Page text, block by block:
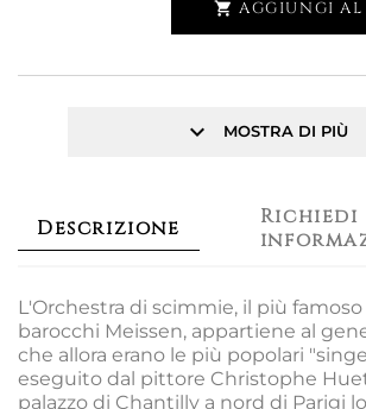
 AGGIUNGI AL
keyboard_arrow_down MOSTRA DI PIÙ
Descrizione
Richiedi
L'Orchestra di scimmie, il più famoso
barocchi Meissen, appartiene al
che allora erano le più popolari
eseguito dal pittore Christophe Huet
palazzo di Chantilly a nord di Parigi